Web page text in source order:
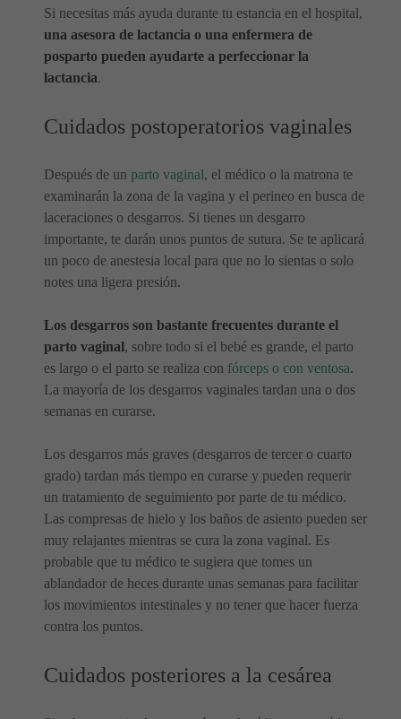
Si necesitas más ayuda durante tu estancia en el hospital,
una asesora de lactancia o una enfermera de
posparto pueden ayudarte a perfeccionar la
lactancia.
Cuidados postoperatorios vaginales
Después de un parto vaginal, el médico o la matrona te
examinarán la zona de la vagina y el perineo en busca de
laceraciones o desgarros. Si tienes un desgarro
importante, te darán unos puntos de sutura. Se te aplicará
un poco de anestesia local para que no lo sientas o solo
notes una ligera presión.
Los desgarros son bastante frecuentes durante el
parto vaginal, sobre todo si el bebé es grande, el parto
es largo o el parto se realiza con fórceps o con ventosa.
La mayoría de los desgarros vaginales tardan una o dos
semanas en curarse.
Los desgarros más graves (desgarros de tercer o cuarto
grado) tardan más tiempo en curarse y pueden requerir
un tratamiento de seguimiento por parte de tu médico.
Las compresas de hielo y los baños de asiento pueden ser
muy relajantes mientras se cura la zona vaginal. Es
probable que tu médico te sugiera que tomes un
ablandador de heces durante unas semanas para facilitar
los movimientos intestinales y no tener que hacer fuerza
contra los puntos.
Cuidados posteriores a la cesárea